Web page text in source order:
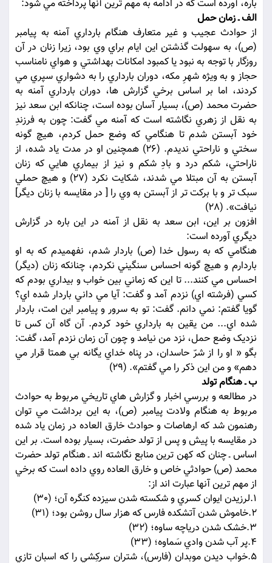
باره، آورده است که در ادامه به مهم ترين آنها پرداخته مي شود:
الف ـ زمان حمل
از حوادث عجيب و غير متعارف هنگام بارداري آمنه به پيامبر
(ص)، به سهولت گذشتن اين ايام براي وي بود، زيرا زنان در آن
روزگار با توجه به نبود يا کمبود امکانات بهداشتي و هواي نامناسب
حجاز و به ويژه شهرِ مکه، دوران بارداري را به دشواري سپري مي
کردند، اما بر اساس برخي گزارش ها، دوران بارداري آمنه به
حضرت محمد (ص)، بسيار آسان بوده است، چنانکه ابن سعد نيز
به نقل از زهري نگاشته است که آمنه مي گفت: چون به فرزندِ
خود آبستن شدم تا هنگامي که وضع حمل کردم، هيچ گونه
سختي و ناراحتي نديدم. (26) همچنين او در مدت ياد شده، از
ناراحتي، شکم درد و بادِ شکم و نيز از بيماري هايي که زنان
آبستن به آن مبتلا مي شدند، شکايت نکرد (27) و هيچ حملي
سبک تر و با برکت تر از آبستن به وي را [ در مقايسه با زنان ديگر]
نيافت». (28)
افزون بر اين، ابن سعد به نقل از آمنه در اين باره در گزارش
ديگري آورده است:
هنگامي که به رسول خدا (ص) باردار شدم، نفهميدم که به او
باردارم و هيچ گونه احساس سنگيني نکردم، چنانکه زنان (ديگر)
احساس مي کنند... تا اين که زماني بين خواب و بيداري بودم که
کسي (فرشته اي) نزدم آمد و گفت: آيا مي داني باردار شده اي؟
گويا گفتم: نمي دانم. گفت: تو به سرور و پيامبر اين امت، باردار
شده اي... من يقين به بارداري خود کردم. آن گاه آن کس تا
نزديک وضع حمل، نزد من نيامد و چون آن زمان نزدم آمد، گفت:
بگو « او را از شرّ حاسدان، در پناه خداي يگانه بي همتا قرار مي
دهم» و من اين ذکر را مي گفتم». (29)
ب ـ هنگام تولد
در مطالعه و بررسي اخبار و گزارش هاي تاريخي مربوط به حوادث
مربوط به هنگام ولادت پيامبر (ص)، به اين برداشت مي توان
رهنمون شد که ارهاصات و حوادث خارق العاده در زمان ياد شده
در مقايسه با پيش و پس از تولد حضرت، بسيار بوده است. بر اين
اساس ـ چنان که کهن ترين منابع نگاشته اند ـ هنگام تولد حضرت
محمد (ص) حوادثي خاص و خارق العاده روي داده است که برخي
از مهم ترين آنها عبارت اند از:
1.لرزيدن ايوان کسري و شکسته شدن سيزده کنگره آن؛ (30)
2.خاموش شدن آتشکده فارس که هزار سال روشن بود؛ (31)
3.خشک شدن درياچه ساوه؛ (32)
4.پر آب شدن وادي سَماوه؛ (33)
5.خواب ديدن موبدان (فارس)، شتران سرکِشي را که اسبان تازي